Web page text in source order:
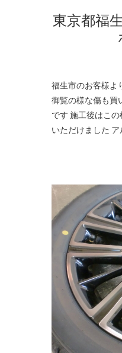
東京都福
福生市のお客様よ
御覧の様な傷も買
です 施工後はこ
いただけました